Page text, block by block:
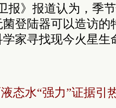
报》报道认为，季
登陆器可以造访的
家寻找现今火星生
态水“强力”证据引